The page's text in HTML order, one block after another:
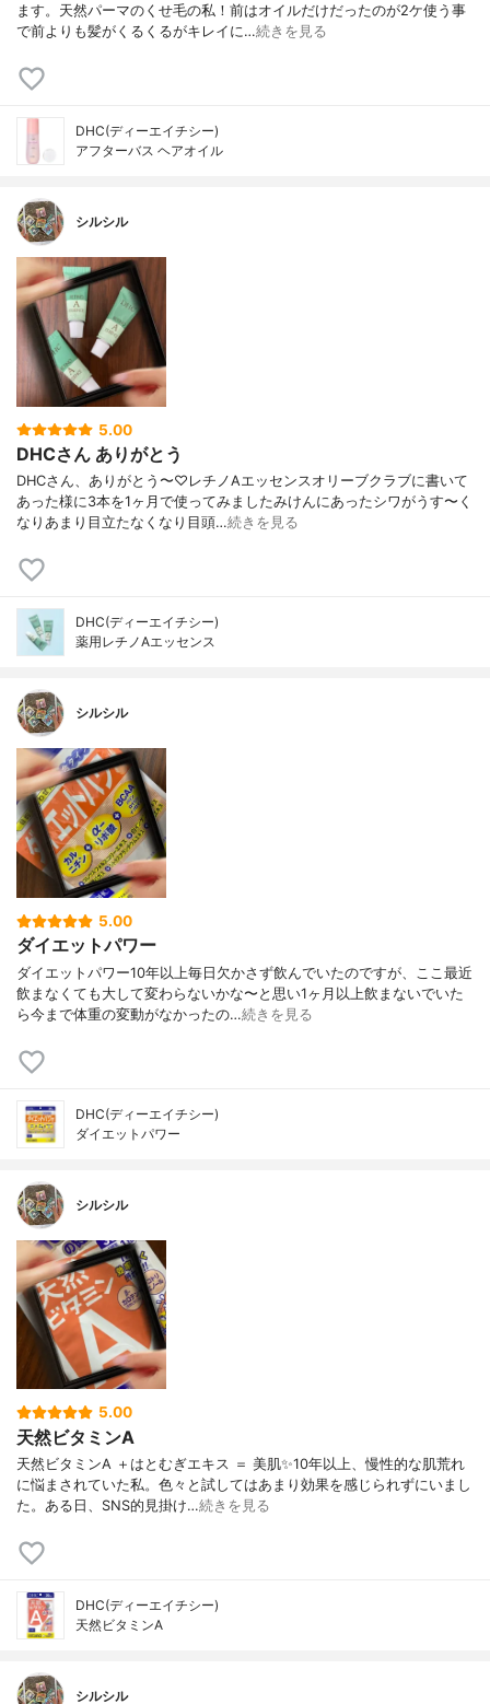
ます。天然パーマのくせ毛の私！前はオイルだけだったのが2ケ使う事
で前よりも髪がくるくるがキレイに…続きを見る
DHC(ディーエイチシー)
アフターバス ヘアオイル
シルシル
5.00
DHCさん ありがとう
DHCさん、ありがとう〜♡レチノAエッセンスオリーブクラブに書いて
あった様に3本を1ヶ月で使ってみましたみけんにあったシワがうす〜く
なりあまり目立たなくなり目頭…続きを見る
DHC(ディーエイチシー)
薬用レチノAエッセンス
シルシル
5.00
ダイエットパワー
ダイエットパワー10年以上毎日欠かさず飲んでいたのですが、ここ最近
飲まなくても大して変わらないかな〜と思い1ヶ月以上飲まないでいた
ら今まで体重の変動がなかったの…続きを見る
DHC(ディーエイチシー)
ダイエットパワー
シルシル
5.00
天然ビタミンA
天然ビタミンA ＋はとむぎエキス ＝ 美肌✨10年以上、慢性的な肌荒れ
に悩まされていた私。色々と試してはあまり効果を感じられずにいまし
た。ある日、SNS的見掛け…続きを見る
DHC(ディーエイチシー)
天然ビタミンA
シルシル